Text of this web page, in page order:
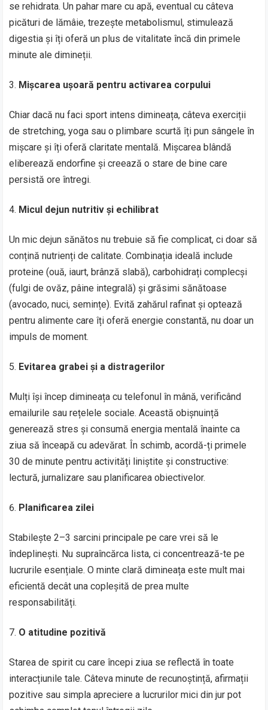
se rehidrata. Un pahar mare cu apă, eventual cu câteva
picături de lămâie, trezește metabolismul, stimulează
digestia și îți oferă un plus de vitalitate încă din primele
minute ale dimineții.
Mișcarea ușoară pentru activarea corpului
Chiar dacă nu faci sport intens dimineața, câteva exerciții
de stretching, yoga sau o plimbare scurtă îți pun sângele în
mișcare și îți oferă claritate mentală. Mișcarea blândă
eliberează endorfine și creează o stare de bine care
persistă ore întregi.
Micul dejun nutritiv și echilibrat
Un mic dejun sănătos nu trebuie să fie complicat, ci doar să
conțină nutrienți de calitate. Combinația ideală include
proteine (ouă, iaurt, brânză slabă), carbohidrați complecși
(fulgi de ovăz, pâine integrală) și grăsimi sănătoase
(avocado, nuci, semințe). Evită zahărul rafinat și optează
pentru alimente care îți oferă energie constantă, nu doar un
impuls de moment.
Evitarea grabei și a distragerilor
Mulți își încep dimineața cu telefonul în mână, verificând
emailurile sau rețelele sociale. Această obișnuință
generează stres și consumă energia mentală înainte ca
ziua să înceapă cu adevărat. În schimb, acordă-ți primele
30 de minute pentru activități liniștite și constructive:
lectură, jurnalizare sau planificarea obiectivelor.
Planificarea zilei
Stabilește 2–3 sarcini principale pe care vrei să le
îndeplinești. Nu supraîncărca lista, ci concentrează-te pe
lucrurile esențiale. O minte clară dimineața este mult mai
eficientă decât una copleșită de prea multe
responsabilități.
O atitudine pozitivă
Starea de spirit cu care începi ziua se reflectă în toate
interacțiunile tale. Câteva minute de recunoștință, afirmații
pozitive sau simpla apreciere a lucrurilor mici din jur pot